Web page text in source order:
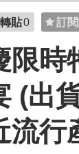
轉貼0 訂
限
(出
流行